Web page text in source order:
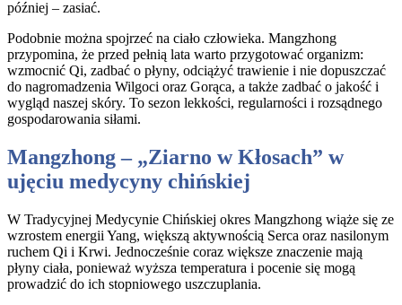
później – zasiać.
Podobnie można spojrzeć na ciało człowieka. Mangzhong
przypomina, że przed pełnią lata warto przygotować organizm:
wzmocnić Qi, zadbać o płyny, odciążyć trawienie i nie dopuszczać
do nagromadzenia Wilgoci oraz Gorąca, a także zadbać o jakość i
wygląd naszej skóry. To sezon lekkości, regularności i rozsądnego
gospodarowania siłami.
Mangzhong – „Ziarno w Kłosach” w
ujęciu medycyny chińskiej
W Tradycyjnej Medycynie Chińskiej okres Mangzhong wiąże się ze
wzrostem energii Yang, większą aktywnością Serca oraz nasilonym
ruchem Qi i Krwi. Jednocześnie coraz większe znaczenie mają
płyny ciała, ponieważ wyższa temperatura i pocenie się mogą
prowadzić do ich stopniowego uszczuplania.